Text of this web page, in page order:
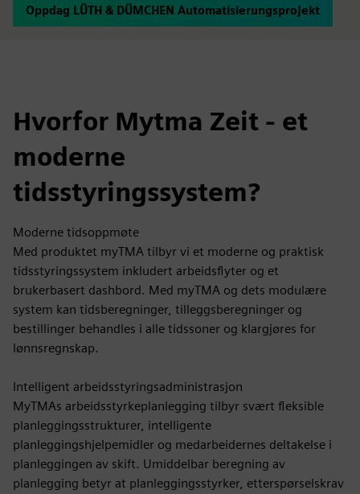
Oppdag LÜTH & DÜMCHEN Automatisierungsprojekt
Hvorfor Mytma Zeit - et
moderne
tidsstyringssystem?
Moderne tidsoppmøte
Med produktet myTMA tilbyr vi et moderne og praktisk
tidsstyringssystem inkludert arbeidsflyter og et
brukerbasert dashbord. Med myTMA og dets modulære
system kan tidsberegninger, tilleggsberegninger og
bestillinger behandles i alle tidssoner og klargjøres for
lønnsregnskap.
Intelligent arbeidsstyringsadministrasjon
MyTMAs arbeidsstyrkeplanlegging tilbyr svært fleksible
planleggingsstrukturer, intelligente
planleggingshjelpemidler og medarbeidernes deltakelse i
planleggingen av skift. Umiddelbar beregning av
planlegging betyr at planleggingsstyrker, etterspørselskrav